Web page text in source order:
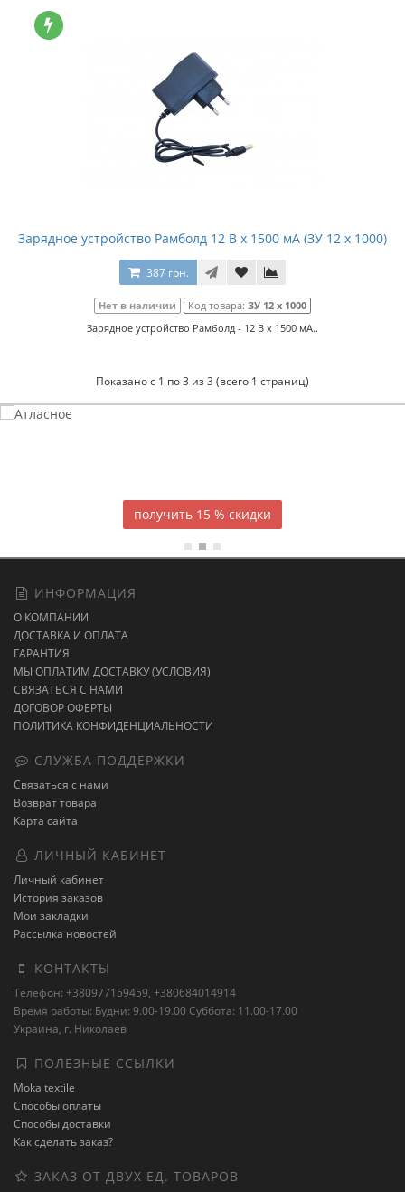
Зарядное устройство Рамболд 12 В x 1500 мА (ЗУ 12 x 1000)
387 грн.
Нет в наличии Код товара: ЗУ 12 x 1000
Зарядное устройство Рамболд - 12 В x 1500 мА..
Показано с 1 по 3 из 3 (всего 1 страниц)
15 % скидки
ИНФОРМАЦИЯ
О КОМПАНИИ
ДОСТАВКА И ОПЛАТА
ГАРАНТИЯ
МЫ ОПЛАТИМ ДОСТАВКУ (УСЛОВИЯ)
СВЯЗАТЬСЯ С НАМИ
ДОГОВОР ОФЕРТЫ
ПОЛИТИКА КОНФИДЕНЦИАЛЬНОСТИ
СЛУЖБА ПОДДЕРЖКИ
Связаться с нами
Возврат товара
Карта сайта
ЛИЧНЫЙ КАБИНЕТ
Личный кабинет
История заказов
Мои закладки
Рассылка новостей
КОНТАКТЫ
Телефон: +380977159459, +380684014914
Время работы: Будни: 9.00-19.00 Суббота: 11.00-17.00
Украина, г. Николаев
ПОЛЕЗНЫЕ ССЫЛКИ
Moka textile
Способы оплаты
Способы доставки
Как сделать заказ?
ЗАКАЗ ОТ ДВУХ ЕД. ТОВАРОВ